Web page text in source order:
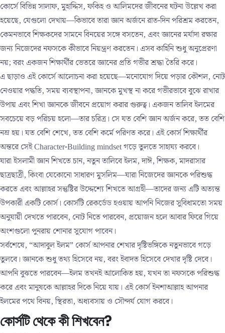
কোর্সে বিভিন্ন সালাফ, মুহাদ্দিস, ফকিহ ও আলিমদের জীবনের ঘটনা উল্লেখ করা
হয়েছে, যেগুলো দেখায়—কিভাবে তারা জ্ঞান অর্জনে রাত-দিন পরিশ্রম করতেন,
কেমনভাবে শিক্ষকদের সামনে বিনয়ের সঙ্গে বসতেন, এবং জ্ঞানের মর্যাদা রক্ষার
জন্য নিজেদের নফসকে কীভাবে নিয়ন্ত্রণ করতেন। এসব কাহিনি শুধু অনুপ্রেরণা
নয়; বরং একজন শিক্ষার্থীর ভেতরে জ্ঞানের প্রতি গভীর শ্রদ্ধা তৈরি করে।
এ ছাড়াও এই কোর্সে আলোচনা করা হয়েছে—মনোযোগ দিয়ে পড়ার কৌশল, নোট
নেওয়ার পদ্ধতি, সময় ব্যবস্থাপনা, জ্ঞানকে মুখস্থ না করে গভীরভাবে বুঝে রাখার
উপায় এবং শিখা জ্ঞানকে জীবনে প্রয়োগ করার গুরুত্ব। একজন তালিব ইলমের
সবচেয়ে বড় পরিচয় হলো—তার চরিত্র। সে যত বেশি জ্ঞান অর্জন করে, তত বেশি
নম্র হয়। যত বেশি শেখে, তত বেশি কর্মে পরিণত করে। এই কোর্স শিক্ষার্থীর
অন্তরে সেই Character-Building mindset গড়ে তুলতে সাহায্য করবে।
যারা ইসলামী জ্ঞান শিখতে চান, নতুন তালিবে ইলম, দাঈ, শিক্ষক, মাদরাসার
ছাত্রছাত্রী, কিংবা যেকোনো সাধারণ মুসলিম—যারা নিজেদের জ্ঞানকে পরিশুদ্ধ
করতে এবং আল্লাহর সন্তুষ্টির উদ্দেশ্যে শিখতে আগ্রহী—তাদের জন্য এটি অত্যন্ত
উপকারী একটি কোর্স। কোর্সটি রেকর্ডেড হওয়ায় আপনি নিজের সুবিধামতো সময়
অনুযায়ী দেখতে পারবেন, নোট নিতে পারবেন, প্রয়োজন হলে আবার ফিরে গিয়ে
অংশগুলো পুনরায় শোনার সুযোগ পাবেন।
সর্বশেষে, “আদাবুল ইলম” কোর্স আপনার শেখার দৃষ্টিভঙ্গিকে নতুনভাবে গড়ে
তুলবে। জ্ঞানকে শুধু তথ্য হিসেবে নয়, বরং ইবাদত হিসেবে দেখার দৃষ্টি দেবে।
আপনি বুঝতে পারবেন—ইলম তখনই আলোকিত হয়, যখন তা নফসকে পরিশুদ্ধ
করে এবং মানুষকে আল্লাহর দিকে নিয়ে যায়। এই কোর্স ইনশাআল্লাহ আপনার
ইলমের পথে বিনয়, স্থিরতা, অধ্যবসায় ও সৌন্দর্য যোগ করবে।
কোর্সটি থেকে কী শিখবেন?